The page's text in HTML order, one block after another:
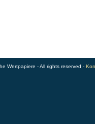
Wertpapiere - All rights reserved -